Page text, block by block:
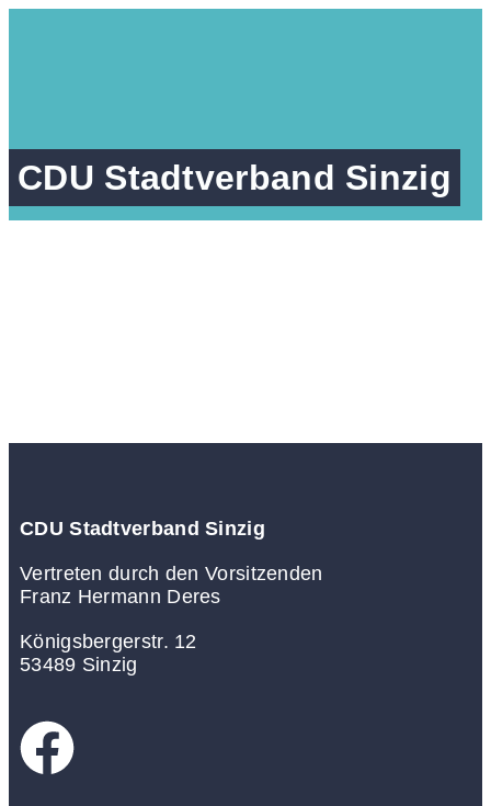
CDU Stadtverband Sinzig
CDU Stadtverband Sinzig
Vertreten durch den Vorsitzenden
Franz Hermann Deres
Königsbergerstr. 12
53489 Sinzig